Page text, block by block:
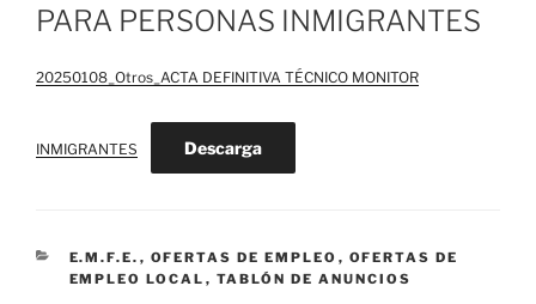
PARA PERSONAS INMIGRANTES
20250108_Otros_ACTA DEFINITIVA TÉCNICO MONITOR
INMIGRANTES Descarga
CATEGORÍAS
E.M.F.E. , OFERTAS DE EMPLEO , OFERTAS DE
EMPLEO LOCAL , TABLÓN DE ANUNCIOS